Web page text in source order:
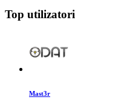
Top utilizatori
Mast3r